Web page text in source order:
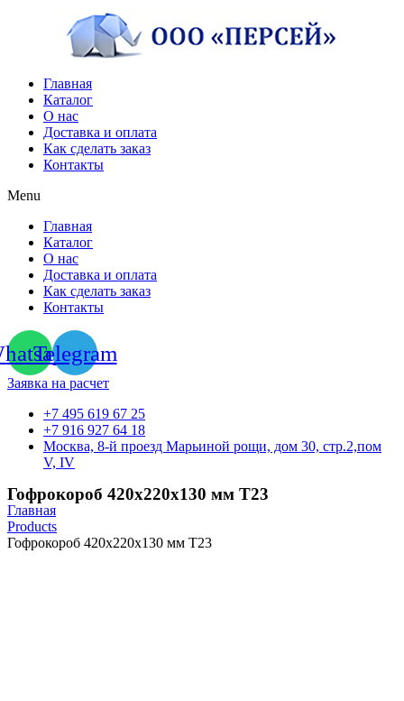
содержимому
Главная
Каталог
О нас
Доставка и оплата
Как сделать заказ
Контакты
Menu
Главная
Каталог
О нас
Доставка и оплата
Как сделать заказ
Контакты
Telegram
Заявка на расчет
+7 495 619 67 25
+7 916 927 64 18
Москва, 8-й проезд Марьиной рощи, дом 30, стр.2,пом
V, IV
Гофрокороб 420х220х130 мм Т23
Главная
Products
Гофрокороб 420х220х130 мм Т23